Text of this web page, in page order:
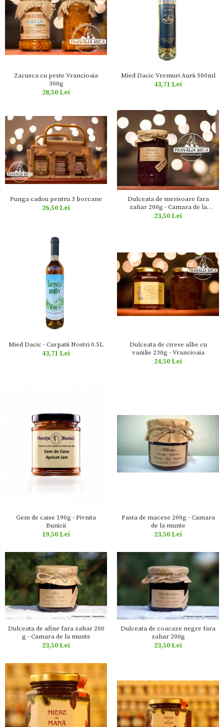
Zacusca cu peste Vrancioaia
300g
28,50 Lei
Mied Dacic Vremuri Aurii 500ml
43,71 Lei
Punga cadou pentru 3 borcane
26,50 Lei
Dulceata de merisoare fara
zahar 200g - Camara de la
munte
23,50 Lei
Mied Dacic - Carpatii Nostri 0.5L
43,71 Lei
Dulceata de cirese albe cu
vanilie 230g - Vrancioaia
24,50 Lei
Gem de caise 190g - Pivnita
Bunicii
19,50 Lei
Pasta de macese 200g - Camara
de la munte
23,50 Lei
Dulceata de afine fara zahar 200
g - Camara de la munte
23,50 Lei
Dulceata de coacaze negre fara
zahar 200g
23,50 Lei